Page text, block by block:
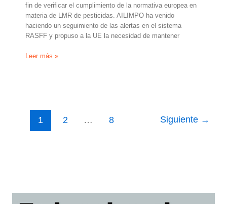
fin de verificar el cumplimiento de la normativa europea en
materia de LMR de pesticidas. AILIMPO ha venido
haciendo un seguimiento de las alertas en el sistema
RASFF y propuso a la UE la necesidad de mantener
La
controles
Leer más »
1 2 … 8 Siguiente →